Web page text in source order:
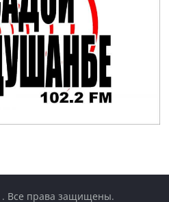
. Все права защищены.